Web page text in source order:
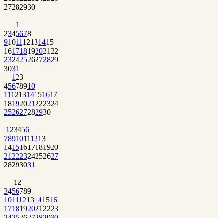
27282930
1
2345678
9101112131415
161718192021 22
23242526272829
3031
1 23
45678910
11121314151617
18192021 222324
252627282930
1 23456
78910111213
14151617181920
21 222324252627
28293031
1 2
3456789
10111213141516
1718192021 2223